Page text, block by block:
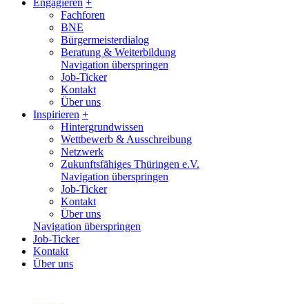
Engagieren +
Fachforen
BNE
Bürgermeisterdialog
Beratung & Weiterbildung
Navigation überspringen
Job-Ticker
Kontakt
Über uns
Inspirieren +
Hintergrundwissen
Wettbewerb & Ausschreibung
Netzwerk
Zukunftsfähiges Thüringen e.V.
Navigation überspringen
Job-Ticker
Kontakt
Über uns
Navigation überspringen
Job-Ticker
Kontakt
Über uns